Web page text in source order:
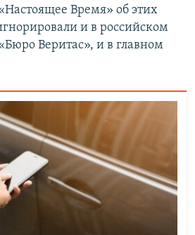
Время» об этих
и в российском
Веритас», и в главном